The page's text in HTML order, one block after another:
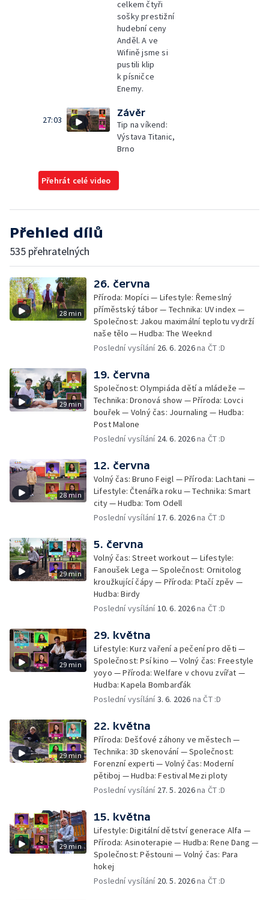
celkem čtyři
sošky prestižní
hudební ceny
Anděl. A ve
Wifině jsme si
pustili klip
k písničce
Enemy.
27:03
Závěr
Tip na víkend:
Výstava Titanic,
Brno
Přehrát celé video
Přehled dílů
535 přehratelných
28 min
26. června
Příroda: Mopíci — Lifestyle: Řemeslný
příměstský tábor — Technika: UV index —
Společnost: Jakou maximální teplotu vydrží
naše tělo — Hudba: The Weeknd
Poslední vysílání 26. 6. 2026na ČT :D
29 min
19. června
Společnost: Olympiáda dětí a mládeže —
Technika: Dronová show — Příroda: Lovci
bouřek — Volný čas: Journaling — Hudba:
Post Malone
Poslední vysílání 24. 6. 2026na ČT :D
28 min
12. června
Volný čas: Bruno Feigl — Příroda: Lachtani —
Lifestyle: Čtenářka roku — Technika: Smart
city — Hudba: Tom Odell
Poslední vysílání 17. 6. 2026na ČT :D
29 min
5. června
Volný čas: Street workout — Lifestyle:
Fanoušek Lega — Společnost: Ornitolog
kroužkující čápy — Příroda: Ptačí zpěv —
Hudba: Birdy
Poslední vysílání 10. 6. 2026na ČT :D
29 min
29. května
Lifestyle: Kurz vaření a pečení pro děti —
Společnost: Psí kino — Volný čas: Freestyle
yoyo — Příroda: Welfare v chovu zvířat —
Hudba: Kapela Bombarďák
Poslední vysílání3. 6. 2026 na ČT :D
29 min
22. května
Příroda: Dešťové záhony ve městech —
Technika: 3D skenování — Společnost:
Forenzní experti — Volný čas: Moderní
pětiboj — Hudba: Festival Mezi ploty
Poslední vysílání 27. 5. 2026na ČT :D
29 min
15. května
Lifestyle: Digitální dětství generace Alfa —
Příroda: Asinoterapie — Hudba: Rene Dang —
Společnost: Pěstouni — Volný čas: Para
hokej
Poslední vysílání 20. 5. 2026na ČT :D